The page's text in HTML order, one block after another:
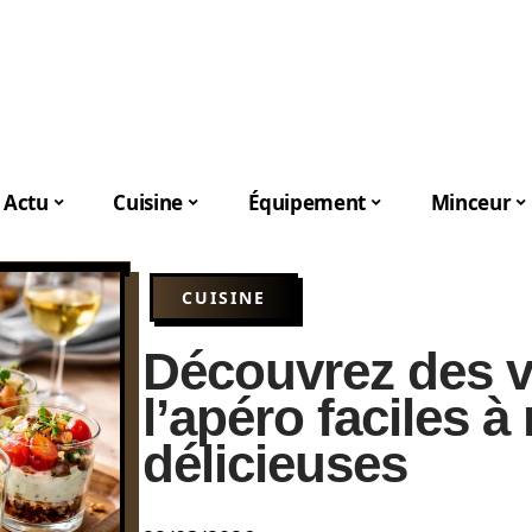
Actu Cuisine Équipement Minceur
CUISINE
Découvrez des
l’apéro faciles
délicieuses